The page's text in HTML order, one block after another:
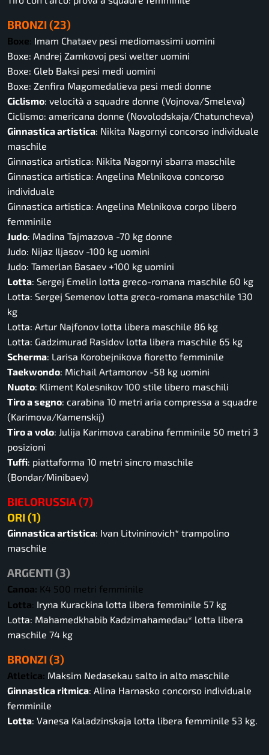
BRONZI (23)
Boxe: Imam Chataev pesi mediomassimi uomini
Boxe: Andrej Zamkovoj pesi welter uomini
Boxe: Gleb Baksi pesi medi uomini
Boxe: Zenfira Magomedalieva pesi medi donne
Ciclismo: velocità a squadre donne (Vojnova/Smeleva)
Ciclismo: americana donne (Novolodskaja/Chatuncheva)
Ginnastica artistica: Nikita Nagornyi concorso individuale
maschile
Ginnastica artistica: Nikita Nagornyi sbarra maschile
Ginnastica artistica: Angelina Melnikova concorso
individuale
Ginnastica artistica: Angelina Melnikova corpo libero
femminile
Judo: Madina Tajmazova -70 kg donne
Judo: Nijaz Iljasov -100 kg uomini
Judo: Tamerlan Basaev +100 kg uomini
Lotta: Sergej Emelin lotta greco-romana maschile 60 kg
Lotta: Sergej Semenov lotta greco-romana maschile 130
kg
Lotta: Artur Najfonov lotta libera maschile 86 kg
Lotta: Gadzimurad Rasidov lotta libera maschile 65 kg
Scherma: Larisa Korobejnikova fioretto femminile
Taekwondo: Michail Artamonov -58 kg uomini
Nuoto: Kliment Kolesnikov 100 stile libero maschili
Tiro a segno: carabina 10 metri aria compressa a squadre
(Karimova/Kamenskij)
Tiro a volo: Julija Karimova carabina femminile 50 metri 3
posizioni
Tuffi: piattaforma 10 metri sincro maschile
(Bondar/Minibaev)
BIELORUSSIA (7)
ORI (1)
Ginnastica artistica: Ivan Litvininovich* trampolino
maschile
ARGENTI (3)
Canoa: K4 500 metri femminile
Lotta: Iryna Kurackina lotta libera femminile 57 kg
Lotta: Mahamedkhabib Kadzimahamedau* lotta libera
maschile 74 kg
BRONZI (3)
Atletica: Maksim Nedasekau salto in alto maschile
Ginnastica ritmica: Alina Harnasko concorso individuale
femminile
Lotta: Vanesa Kaladzinskaja lotta libera femminile 53 kg.